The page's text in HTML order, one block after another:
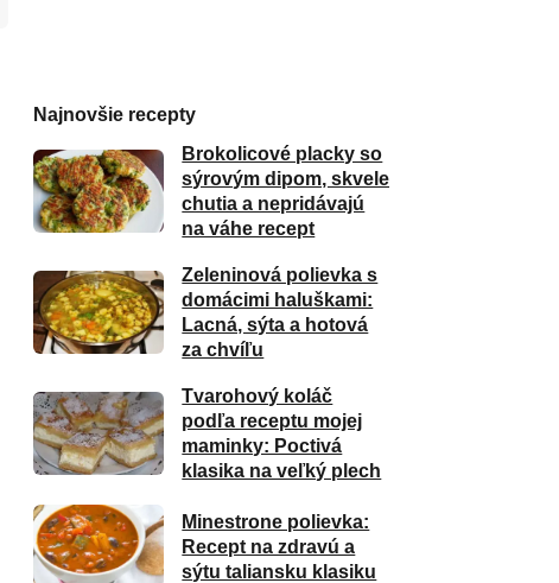
Najnovšie recepty
Brokolicové placky so
sýrovým dipom, skvele
chutia a nepridávajú
na váhe recept
Zeleninová polievka s
domácimi haluškami:
Lacná, sýta a hotová
za chvíľu
Tvarohový koláč
podľa receptu mojej
maminky: Poctivá
klasika na veľký plech
Minestrone polievka:
Recept na zdravú a
sýtu taliansku klasiku